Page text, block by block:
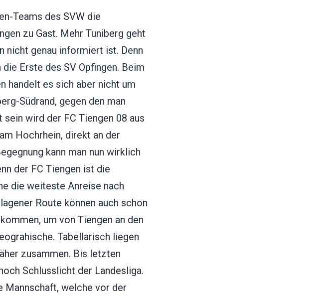
Teams des SVW die
zu Gast. Mehr Tuniberg geht
nicht genau informiert ist. Denn
Erste des SV Opfingen. Beim
handelt es sich aber nicht um
Südrand, gegen den man
wird der FC Tiengen 08 aus
Hochrhein, direkt an der
kann man nun wirklich
der FC Tiengen ist die
die weiteste Anreise nach
Route können auch schon
um von Tiengen an den
Tabellarisch liegen
zusammen. Bis letzten
Schlusslicht der Landesliga.
Mannschaft, welche vor der